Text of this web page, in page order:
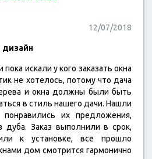
12/07/2018
дизайн
искали у кого заказать окна
не хотелось, потому что дача
и окна должны были быть
в стиль нашего дачи. Нашли
их предложения,
дуба. Заказ выполнили в срок,
к установке, все прошло
дом смотрится гармонично